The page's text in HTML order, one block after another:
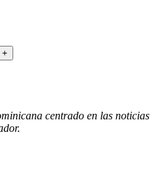
+
centrado en las noticias